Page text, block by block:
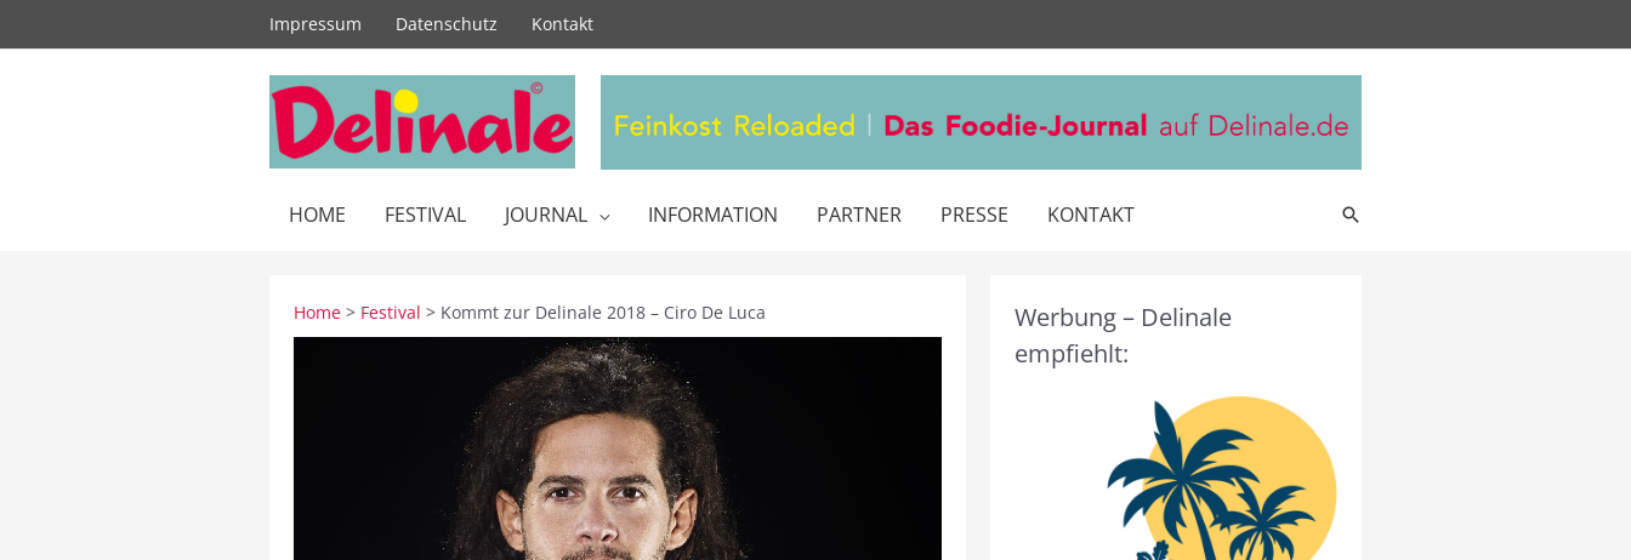
Impressum Datenschutz Kontakt
HOME FESTIVAL JOURNAL INFORMATION PARTNER PRESSE KONTAKT Suche
Home > Festival > Kommt zur Delinale 2018 – Ciro De Luca
Werbung – Delinale
empfiehlt: